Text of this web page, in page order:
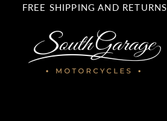
FREE SHIPPING AND RETURNS
southgarage.com